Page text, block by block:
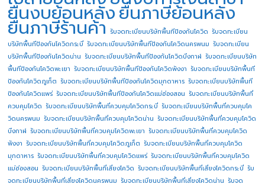
ยื่นงบย้อนหลังยื่นภาษีย้อนหลัง
ยื่นภาษีร้านค้า รับจดทะเบียนบริษัทพื้นทีป้องกันโควิด รับจดทะเบียน
บริษัทพื้นทีป้องกันโควิดกระบี่ รับจดทะเบียนบริษัทพื้นทีป้องกันโควิดนครพนม รับจดทะเบียน
บริษัทพื้นทีป้องกันโควิดน่าน รับจดทะเบียนบริษัทพื้นทีป้องกันโควิดบึงกาฬ รับจดทะเบียนบริษัท
พื้นทีป้องกันโควิดพะเยา รับจดทะเบียนบริษัทพื้นทีป้องกันโควิดพังงา รับจดทะเบียนบริษัทพื้นที
ป้องกันโควิดภูเก็ต รับจดทะเบียนบริษัทพื้นทีป้องกันโควิดมุกดาหาร รับจดทะเบียนบริษัทพื้นที
ป้องกันโควิดแพร่ รับจดทะเบียนบริษัทพื้นทีป้องกันโควิดแม่ฮ่องสอน รับจดทะเบียนบริษัทพื้นที่
ควบคุมโควิด รับจดทะเบียนบริษัทพื้นที่ควบคุมโควิดกระบี่ รับจดทะเบียนบริษัทพื้นที่ควบคุมโค
วิดนครพนม รับจดทะเบียนบริษัทพื้นที่ควบคุมโควิดน่าน รับจดทะเบียนบริษัทพื้นที่ควบคุมโควิด
บึงกาฬ รับจดทะเบียนบริษัทพื้นที่ควบคุมโควิดพะเยา รับจดทะเบียนบริษัทพื้นที่ควบคุมโควิด
พังงา รับจดทะเบียนบริษัทพื้นที่ควบคุมโควิดภูเก็ต รับจดทะเบียนบริษัทพื้นที่ควบคุมโควิด
มุกดาหาร รับจดทะเบียนบริษัทพื้นที่ควบคุมโควิดแพร่ รับจดทะเบียนบริษัทพื้นที่ควบคุมโควิด
แม่ฮ่องสอน รับจดทะเบียนบริษัทพื้นที่เสี่ยงโควิด รับจดทะเบียนบริษัทพื้นที่เสี่ยงโควิดกระบี่ รับ
จดทะเบียนบริษัทพื้นที่เสี่ยงโควิดนครพนม รับจดทะเบียนบริษัทพื้นที่เสี่ยงโควิดน่าน รับจด